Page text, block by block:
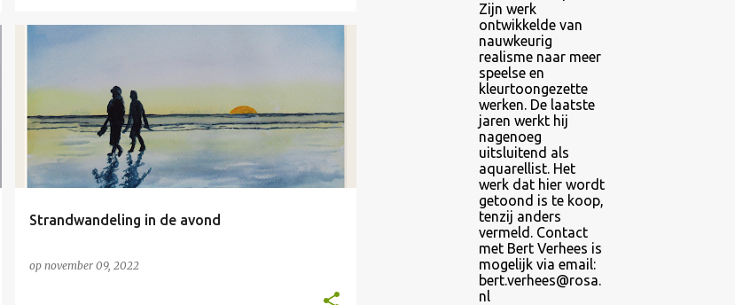
Strandwandeling in de avond
op november 09, 2022
Zijn werk
ontwikkelde van
nauwkeurig
realisme naar meer
speelse en
kleurtoongezette
werken. De laatste
jaren werkt hij
nagenoeg
uitsluitend als
aquarellist. Het
werk dat hier wordt
getoond is te koop,
tenzij anders
vermeld. Contact
met Bert Verhees is
mogelijk via email:
bert.verhees@rosa.
nl